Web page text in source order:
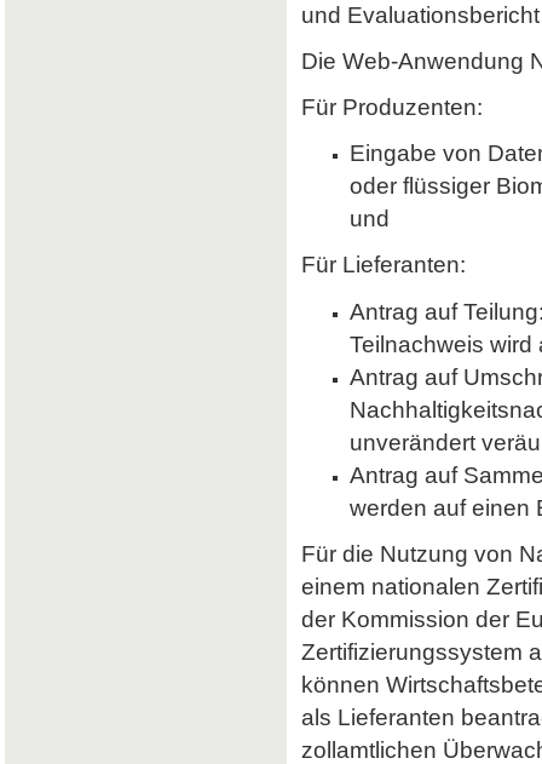
und
Die Web-Anwendung
Für Produzenten:
Eingabe von
oder flüssiger
und
Für Lieferanten:
Antrag auf
Teilnachweis wird
Antrag auf
unverändert
Antrag auf
werden auf einen
Für die Nutzung von
einem nationalen
der Kommission der
Zertifizierungssystem
können
als Lieferanten
zollamtlichen